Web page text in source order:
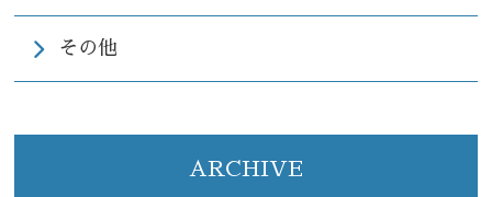
078-855-7199
受付時間9:30-12:30/14:00-19:00(日・祝日休診)
Instagram
その他
ARCHIVE